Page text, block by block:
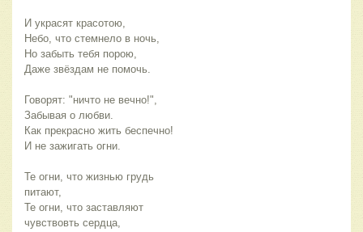
И украсят красотою,
Небо, что стемнело в ночь,
Но забыть тебя порою,
Даже звёздам не помочь.
Говорят: "ничто не вечно!",
Забывая о любви.
Как прекрасно жить беспечно!
И не зажигать огни.
Те огни, что жизнью грудь
питают,
Те огни, что заставляют
чувствовть сердца,